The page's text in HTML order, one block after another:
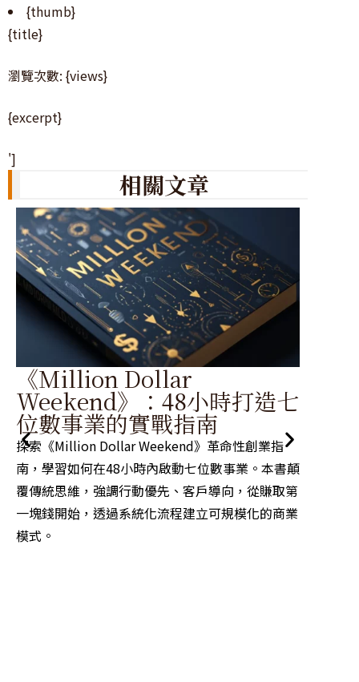
{thumb}
{title}
瀏覽次數: {views}
{excerpt}
']
相關文章
《Million Dollar
Weekend》：48小時打造七
位數事業的實戰指南
探索《Million Dollar Weekend》革命性創業指
南，學習如何在48小時內啟動七位數事業。本書顛
覆傳統思維，強調行動優先、客戶導向，從賺取第
一塊錢開始，透過系統化流程建立可規模化的商業
模式。